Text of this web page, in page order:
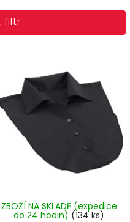
filtr
ZBOŽÍ NA SKLADĚ (expedice
do 24 hodin) (134 ks)